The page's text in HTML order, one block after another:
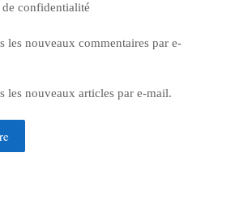
confidentialité
les nouveaux commentaires par e-
les nouveaux articles par e-mail.